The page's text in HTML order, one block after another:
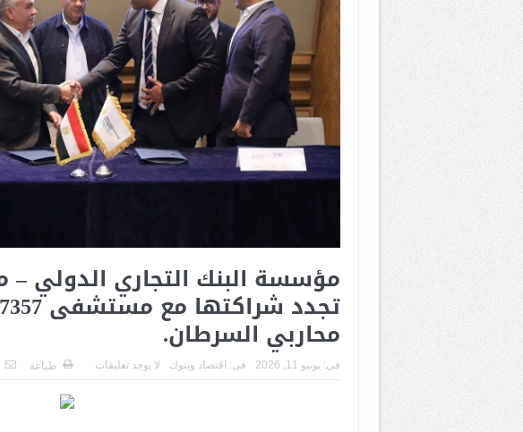
محاربي السرطان.
فى: يونيو 11, 2026 فى: اقتصاد وبنوك لا يوجد تعليقات طباعة